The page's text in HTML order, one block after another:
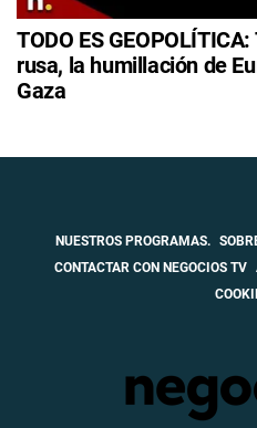
TODO ES
rusa, la humillación de
Gaza
NUESTROS PROGRAMAS.
CONTACTAR CON NEGOCIOS TV